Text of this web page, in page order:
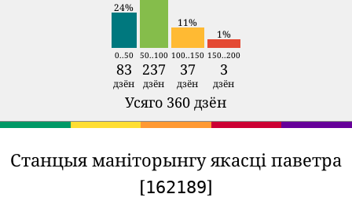
24%
11%
1%
0..50 50..100 100..150 150..200
83 237 37 3
дзён дзён дзён дзён
Усяго 360 дзён
Станцыя маніторынгу якасці паветра
[162189]